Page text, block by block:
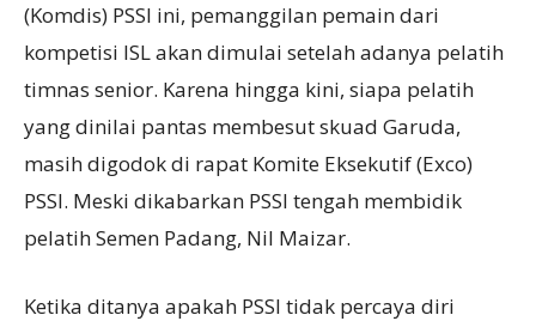
(Komdis) PSSI ini, pemanggilan pemain dari
kompetisi ISL akan dimulai setelah adanya pelatih
timnas senior. Karena hingga kini, siapa pelatih
yang dinilai pantas membesut skuad Garuda,
masih digodok di rapat Komite Eksekutif (Exco)
PSSI. Meski dikabarkan PSSI tengah membidik
pelatih Semen Padang, Nil Maizar.
Ketika ditanya apakah PSSI tidak percaya diri